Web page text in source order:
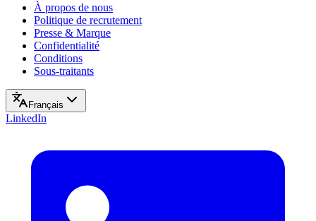
À propos de nous
Politique de recrutement
Presse & Marque
Confidentialité
Conditions
Sous-traitants
Français
LinkedIn